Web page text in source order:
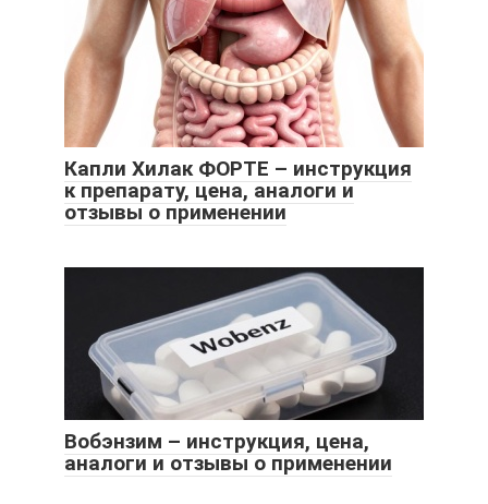
Капли Хилак ФОРТЕ – инструкция
к препарату, цена, аналоги и
отзывы о применении
Вобэнзим – инструкция, цена,
аналоги и отзывы о применении